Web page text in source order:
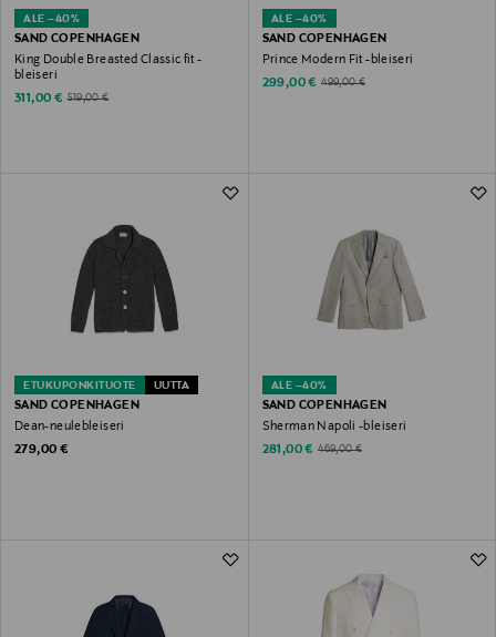
ALE –40%
SAND COPENHAGEN
King Double Breasted Classic fit -
bleiseri
Discounted Price
311,00 € Original Price
519,00 €
ALE –40%
SAND COPENHAGEN
Prince Modern Fit -bleiseri
Discounted Price
299,00 € Original Price
499,00 €
ETUKUPONKITUOTE UUTTA
SAND COPENHAGEN
Dean-neulebleiseri
Original Price
279,00 €
ALE –40%
SAND COPENHAGEN
Sherman Napoli -bleiseri
Discounted Price
281,00 € Original Price
469,00 €